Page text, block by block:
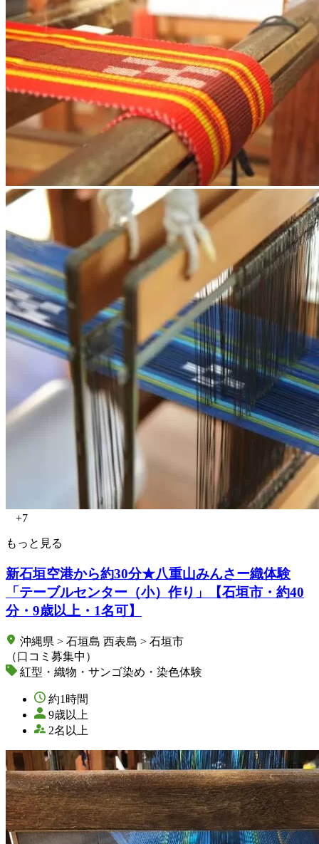
+7
もっと見る
新石垣空港から約30分★八重山みんさー織体験
「テーブルセンター（小）作り」【石垣市・約40
分・9歳以上・1名可】
沖縄県 > 石垣島 西表島 > 石垣市
（口コミ募集中）
紅型・織物・サンゴ染め・染色体験
約1時間
9歳以上
2名以上